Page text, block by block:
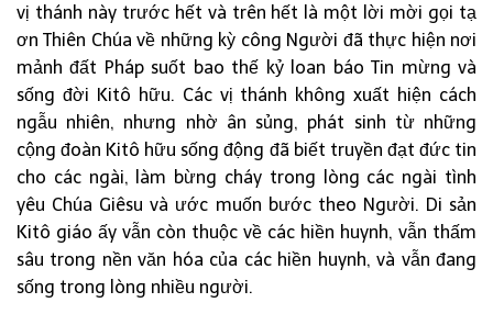
vị thánh này trước hết và trên hết là một lời mời gọi tạ
ơn Thiên Chúa về những kỳ công Người đã thực hiện nơi
mảnh đất Pháp suốt bao thế kỷ loan báo Tin mừng và
sống đời Kitô hữu. Các vị thánh không xuất hiện cách
ngẫu nhiên, nhưng nhờ ân sủng, phát sinh từ những
cộng đoàn Kitô hữu sống động đã biết truyền đạt đức tin
cho các ngài, làm bừng cháy trong lòng các ngài tình
yêu Chúa Giêsu và ước muốn bước theo Người. Di sản
Kitô giáo ấy vẫn còn thuộc về các hiền huynh, vẫn thấm
sâu trong nền văn hóa của các hiền huynh, và vẫn đang
sống trong lòng nhiều người.